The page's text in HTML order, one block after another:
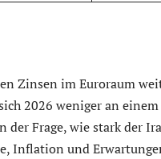
Zinsen im Euroraum
2026 weniger an
der Frage, wie stark der
Inflation und